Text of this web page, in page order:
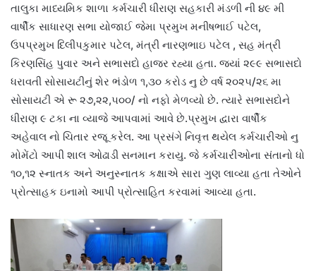
તાલુકા માધ્યમિક શાળા કર્મચારી ધીરાણ સહકારી મંડળી ની ૪૯ મી
વાર્ષીક સાધારણ સભા યોજાઈ જેમા પ્રમુખ મનીષભાઈ પટેલ,
ઉપપ્રમુખ દિલીપકુમાર પટેલ, મંત્રી નારણભાઇ પટેલ , સહ મંત્રી
કિરણસિંહ પુવાર અને સભાસદો હાજર રહ્યા હતા. જ્યાં ૨૯૯ સભાસદો
ધરાવતી સોસાયટીનું શેર ભંડોળ ૧,૩૦ કરોડ નુ છે વર્ષ ૨૦૨૫/૨૬ મા
સોસાયટી એ રૂ ૨૭,૨૨,૫૦૦/ નો નફો મેળવ્યો છે. ત્યારે સભાસદોને
ધીરાણ ૯ ટકા ના વ્યાજે આપવામાં આવે છે.પ્રમુખ દ્વારા વાર્ષીક
અહેવાલ નો ચિતાર રજૂ કરેલ. આ પ્રસંગે નિવૃત્ત થયેલ કર્મચારીઓ નુ
મોમેંટો આપી શાલ ઓઢાડી સનમાન કરાયુ. જે કર્મચારીઓના સંતાનો ધો
૧૦,૧૨ સ્નાતક અને અનુસ્નાતક કક્ષાએ સારા ગુણ લાવ્યા હતા તેઓને
પ્રોત્સાહક ઇનામો આપી પ્રોત્સાહિત કરવામાં આવ્યા હતા.